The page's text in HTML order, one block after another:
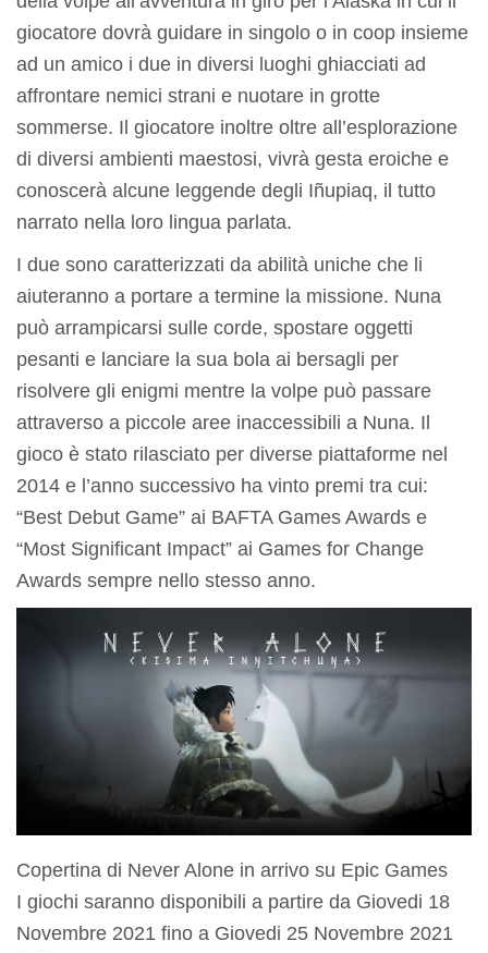
giocatore dovrà guidare in singolo o in coop insieme
ad un amico i due in diversi luoghi ghiacciati ad
affrontare nemici strani e nuotare in grotte
sommerse. Il giocatore inoltre oltre all’esplorazione
di diversi ambienti maestosi, vivrà gesta eroiche e
conoscerà alcune leggende degli Iñupiaq, il tutto
narrato nella loro lingua parlata.
I due sono caratterizzati da abilità uniche che li
aiuteranno a portare a termine la missione. Nuna
può arrampicarsi sulle corde, spostare oggetti
pesanti e lanciare la sua bola ai bersagli per
risolvere gli enigmi mentre la volpe può passare
attraverso a piccole aree inaccessibili a Nuna. Il
gioco è stato rilasciato per diverse piattaforme nel
2014 e l’anno successivo ha vinto premi tra cui:
“Best Debut Game” ai BAFTA Games Awards e
“Most Significant Impact” ai Games for Change
Awards sempre nello stesso anno.
Copertina di Never Alone in arrivo su Epic Games
I giochi saranno disponibili a partire da Giovedi 18
Novembre 2021 fino a Giovedi 25 Novembre 2021